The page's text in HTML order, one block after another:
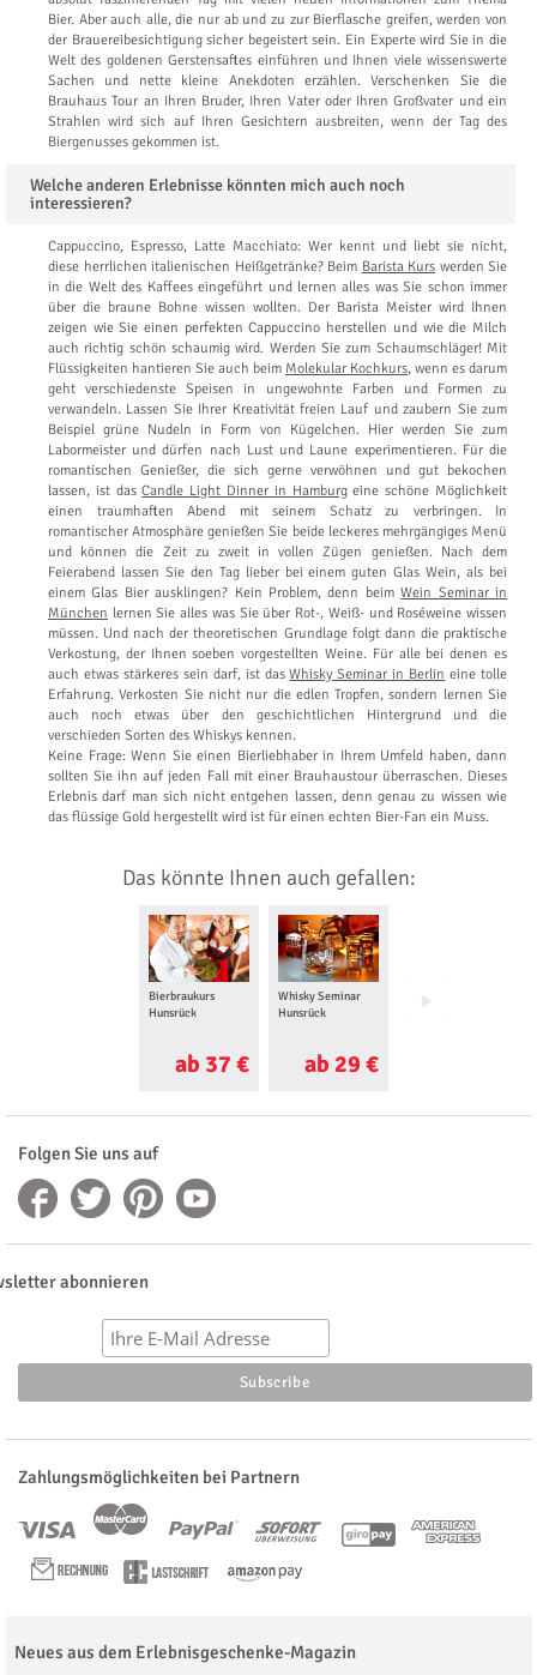
Bier. Aber auch alle, die nur ab und zu zur Bierflasche greifen, werden von
der Brauereibesichtigung sicher begeistert sein. Ein Experte wird Sie in die
Welt des goldenen Gerstensaftes einführen und Ihnen viele wissenswerte
Sachen und nette kleine Anekdoten erzählen. Verschenken Sie die
Brauhaus Tour an Ihren Bruder, Ihren Vater oder Ihren Großvater und ein
Strahlen wird sich auf Ihren Gesichtern ausbreiten, wenn der Tag des
Biergenusses gekommen ist.
Welche anderen Erlebnisse könnten mich auch noch
interessieren?
Cappuccino, Espresso, Latte Macchiato: Wer kennt und liebt sie nicht,
diese herrlichen italienischen Heißgetränke? Beim Barista Kurs werden Sie
in die Welt des Kaffees eingeführt und lernen alles was Sie schon immer
über die braune Bohne wissen wollten. Der Barista Meister wird Ihnen
zeigen wie Sie einen perfekten Cappuccino herstellen und wie die Milch
auch richtig schön schaumig wird. Werden Sie zum Schaumschläger! Mit
Flüssigkeiten hantieren Sie auch beim Molekular Kochkurs, wenn es darum
geht verschiedenste Speisen in ungewohnte Farben und Formen zu
verwandeln. Lassen Sie Ihrer Kreativität freien Lauf und zaubern Sie zum
Beispiel grüne Nudeln in Form von Kügelchen. Hier werden Sie zum
Labormeister und dürfen nach Lust und Laune experimentieren. Für die
romantischen Genießer, die sich gerne verwöhnen und gut bekochen
lassen, ist dasCandle Light Dinner in Hamburgeine schöne Möglichkeit
einen traumhaften Abend mit seinem Schatz zu verbringen. In
romantischer Atmosphäre genießen Sie beide leckeres mehrgängiges Menü
und können die Zeit zu zweit in vollen Zügen genießen. Nach dem
Feierabend lassen Sie den Tag lieber bei einem guten Glas Wein, als bei
einem Glas Bier ausklingen? Kein Problem, denn beimWein Seminar in
München lernen Sie alles was Sie über Rot-, Weiß- und Roséweine wissen
müssen. Und nach der theoretischen Grundlage folgt dann die praktische
Verkostung, der Ihnen soeben vorgestellten Weine. Für alle bei denen es
auch etwas stärkeres sein darf, ist dasWhisky Seminar in Berlin eine tolle
Erfahrung. Verkosten Sie nicht nur die edlen Tropfen, sondern lernen Sie
auch noch etwas über den geschichtlichen Hintergrund und die
verschieden Sorten des Whiskys kennen.
Keine Frage: Wenn Sie einen Bierliebhaber in Ihrem Umfeld haben, dann
sollten Sie ihn auf jeden Fall mit einer Brauhaustour überraschen. Dieses
Erlebnis darf man sich nicht entgehen lassen, denn genau zu wissen wie
das flüssige Gold hergestellt wird ist für einen echten Bier-Fan ein Muss.
Das könnte Ihnen auch gefallen:
Bierbraukurs
Hunsrück
ab 37 €
Whisky Seminar
Hunsrück
ab 29 €
Weingut
Folgen Sie uns auf
abonnieren
Zahlungsmöglichkeiten bei Partnern
Neues aus dem Erlebnisgeschenke-Magazin